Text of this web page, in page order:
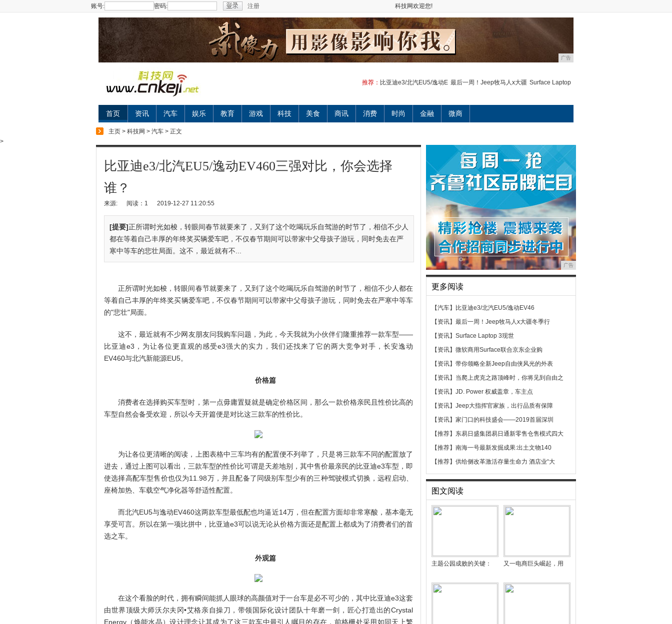
账号: 密码: 注册 科技网欢迎您!
广告
推荐： 比亚迪e3/北汽EU5/逸动E 最后一周！Jeep牧马人x大疆 Surface Laptop
首页 资讯 汽车 娱乐 教育 游戏 科技 美食 商讯 消费 时尚 金融 微商
主页 > 科技网 > 汽车 > 正文
>
比亚迪e3/北汽EU5/逸动EV460三强对比，你会选择
谁？
来源: 阅读：1 2019-12-27 11:20:55
[提要]正所谓时光如梭，转眼间春节就要来了，又到了这个吃喝玩乐自驾游的时节了，相信不少人
都在等着自己丰厚的年终奖买辆爱车吧，不仅春节期间可以带家中父母孩子游玩，同时免去在严
寒中等车的悲壮局面。这不，最近就有不...
正所谓时光如梭，转眼间春节就要来了，又到了这个吃喝玩乐自驾游的时节了，相信不少人都在
等着自己丰厚的年终奖买辆爱车吧，不仅春节期间可以带家中父母孩子游玩，同时免去在严寒中等车
的"悲壮"局面。
这不，最近就有不少网友朋友问我购车问题，为此，今天我就为小伙伴们隆重推荐一款车型——
比亚迪e3，为让各位更直观的感受e3强大的实力，我们还找来了它的两大竞争对手，长安逸动
EV460与北汽新能源EU5。
价格篇
消费者在选择购买车型时，第一点毋庸置疑就是确定价格区间，那么一款价格亲民且性价比高的
车型自然会备受欢迎，所以今天开篇便是对比这三款车的性价比。
为让各位更清晰的阅读，上图表格中三车均有的配置便不列举了，只是将三款车不同的配置放了
进去，通过上图可以看出，三款车型的性价比可谓是天差地别，其中售价最亲民的比亚迪e3车型，即
使选择高配车型售价也仅为11.98万，并且配备了同级别车型少有的三种驾驶模式切换，远程启动、
座椅加热、车载空气净化器等舒适性配置。
而北汽EU5与逸动EV460这两款车型最低配也均逼近14万，但在配置方面却非常寒酸，基本毫无
享受可言。所以在第一项比拼中，比亚迪e3可以说无论从价格方面还是配置上都成为了消费者们的首
选之车。
外观篇
在这个看脸的时代，拥有瞬间能抓人眼球的高颜值对于一台车是必不可少的，其中比亚迪e3这套
由世界顶级大师沃尔夫冈•艾格亲自操刀，带领国际化设计团队十年磨一剑，匠心打造出的Crystal
Energy（焕能水晶）设计理念让其成为了这三款车中最引人瞩目的存在，前格栅处采用如同天上繁
广告
更多阅读
【汽车】
比亚迪e3/北汽EU5/逸动EV46
【资讯】 最后一周！Jeep牧马人x大疆冬季行
【资讯】 Surface Laptop 3现世
【资讯】 微软商用Surface联合京东企业购
【资讯】 带你领略全新Jeep自由侠风光的外表
【资讯】 当爬上虎克之路顶峰时，你将见到自由之
【资讯】 JD. Power 权威盖章，车主点
【资讯】 Jeep大指挥官家族，出行品质有保障
【资讯】 家门口的科技盛会——2019首届深圳
【推荐】 东易日盛集团易日通新零售仓售模式四大
【推荐】 南海一号最新发掘成果:出土文物140
【推荐】 供给侧改革激活存量生命力 酒店业“大
图文阅读
主题公园成败的关键： 又一电商巨头崛起，用